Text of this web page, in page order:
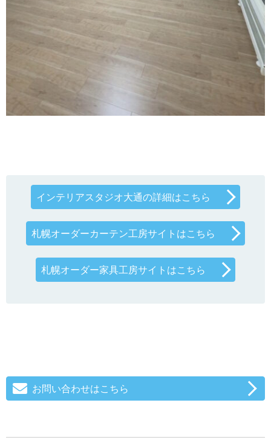
インテリアスタジオ大通の詳細はこちら
札幌オーダーカーテン工房サイトはこちら
札幌オーダー家具工房サイトはこちら
お問い合わせはこちら